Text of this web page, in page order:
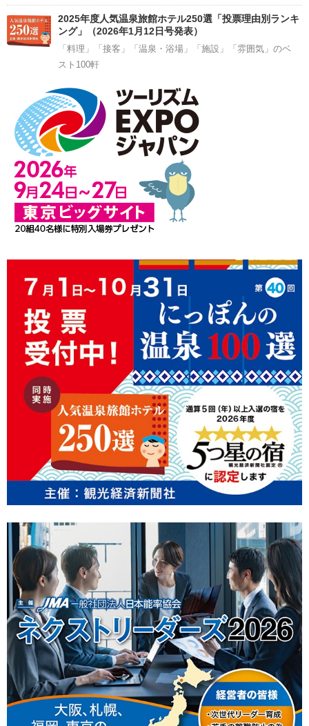
2025年度人気温泉旅館ホテル250選「投票理由別ランキ
ング」（2026年1月12日号発表）
「料理」「接客」「温泉・浴場」「施設」「雰囲気」のベ
スト100軒